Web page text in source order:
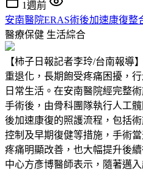
1週前
安南醫院ERAS術後加速康復
醫療保健 生活綜合
【柿子日報記者李玲/台南報導
重退化，長期飽受疼痛困擾，
日常生活。在安南醫院經完整
手術後，由骨科團隊執行人工
後加速康復的照護流程，包括
控制及早期復健等措施，手術
疼痛明顯改善，也大幅提升後
中心方彥博醫師表示，隨著邁